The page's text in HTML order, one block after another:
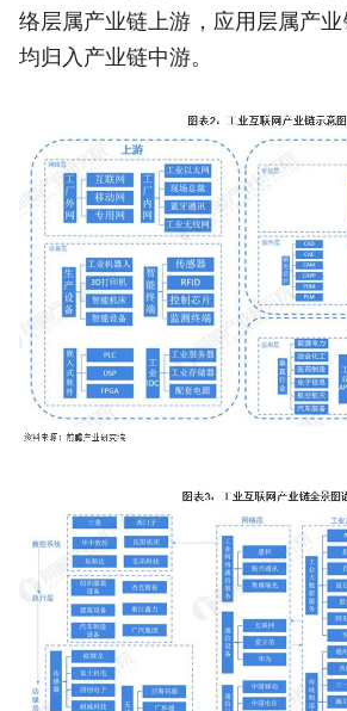
络层属产业链上游，应用层属产
均归入产业链中游。